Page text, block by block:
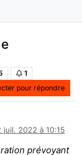
1
pour répondre
juil. 2022 à 10:15
prévoyant